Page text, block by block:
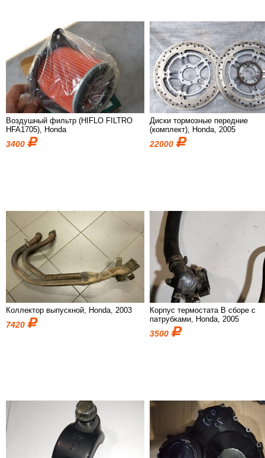
Воздушный фильтр (HIFLO FILTRO
HFA1705), Honda
3400
Диски тормозные передние
(комплект), Honda, 2005
22000
Коллектор выпускной, Honda, 2003
7420
Корпус термостата В сборе с
патрубками, Honda, 2005
3500